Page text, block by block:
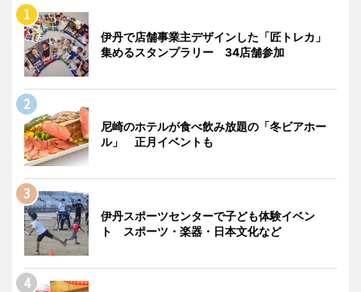
伊丹で店舗事業主デザインした「匠トレカ」
集めるスタンプラリー 34店舗参加
尼崎のホテルが食べ飲み放題の「冬ビアホー
ル」 正月イベントも
伊丹スポーツセンターで子ども体験イベン
ト スポーツ・楽器・日本文化など